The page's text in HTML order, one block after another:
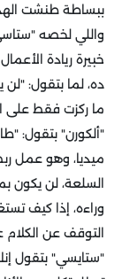
ببساطة طنشت
واللي لخصه
خبيرة ريادة
ده، لما بتقول: "لن
ما ركزت فقط على
"ألكورن" بتقول:
ميديا، وهو عمل
السلعة، لن يكون
وراءه، إذا كيف
التوقف عن